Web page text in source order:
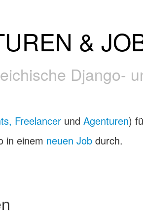
&
Django-
Freelancer und Agenturen)
in einem neuen Job durch.